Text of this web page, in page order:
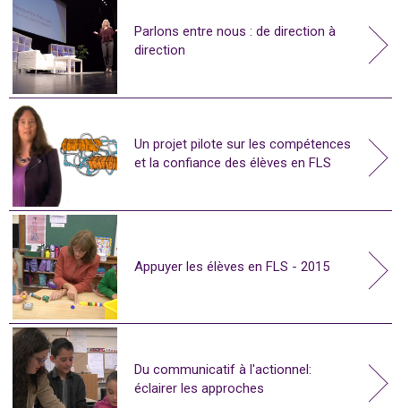
Parlons entre nous : de direction à
direction
Un projet pilote sur les compétences
et la confiance des élèves en FLS
Appuyer les élèves en FLS - 2015
Du communicatif à l'actionnel:
éclairer les approches